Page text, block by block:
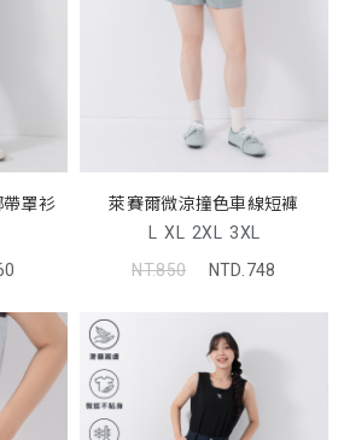
罩衫
萊賽爾微涼撞色車線短褲
L XL 2XL 3XL
NT.850
NTD.748